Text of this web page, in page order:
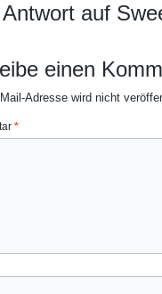
auf
einen
Adresse wird nicht
*